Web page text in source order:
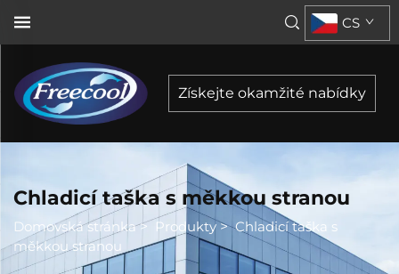
CS
Získejte okamžité nabídky
Chladicí taška s měkkou stranou
Domovská stránka> Produkty>Chladicí taška s
měkkou stranou